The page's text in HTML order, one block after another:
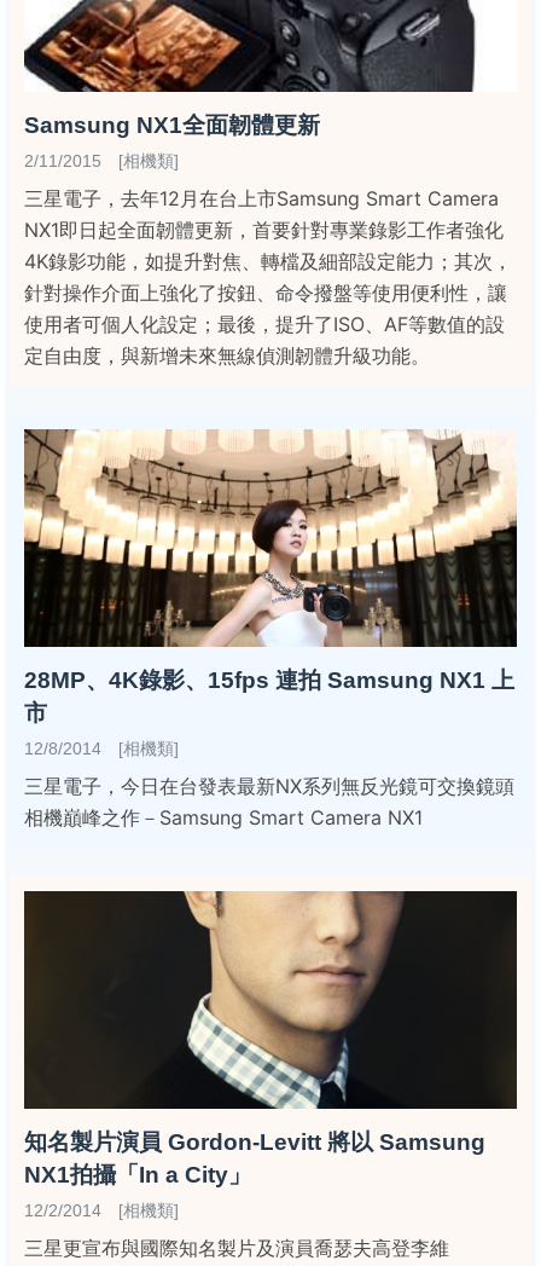
Samsung NX1全面韌體更新
2/11/2015 [相機類]
三星電子，去年12月在台上市Samsung Smart Camera
NX1即日起全面韌體更新，首要針對專業錄影工作者強化
4K錄影功能，如提升對焦、轉檔及細部設定能力；其次，
針對操作介面上強化了按鈕、命令撥盤等使用便利性，讓
使用者可個人化設定；最後，提升了ISO、AF等數值的設
定自由度，與新增未來無線偵測韌體升級功能。
28MP、4K錄影、15fps 連拍 Samsung NX1 上
市
12/8/2014 [相機類]
三星電子，今日在台發表最新NX系列無反光鏡可交換鏡頭
相機巔峰之作－Samsung Smart Camera NX1
知名製片演員 Gordon-Levitt 將以 Samsung
NX1拍攝「In a City」
12/2/2014 [相機類]
三星更宣布與國際知名製片及演員喬瑟夫高登李維